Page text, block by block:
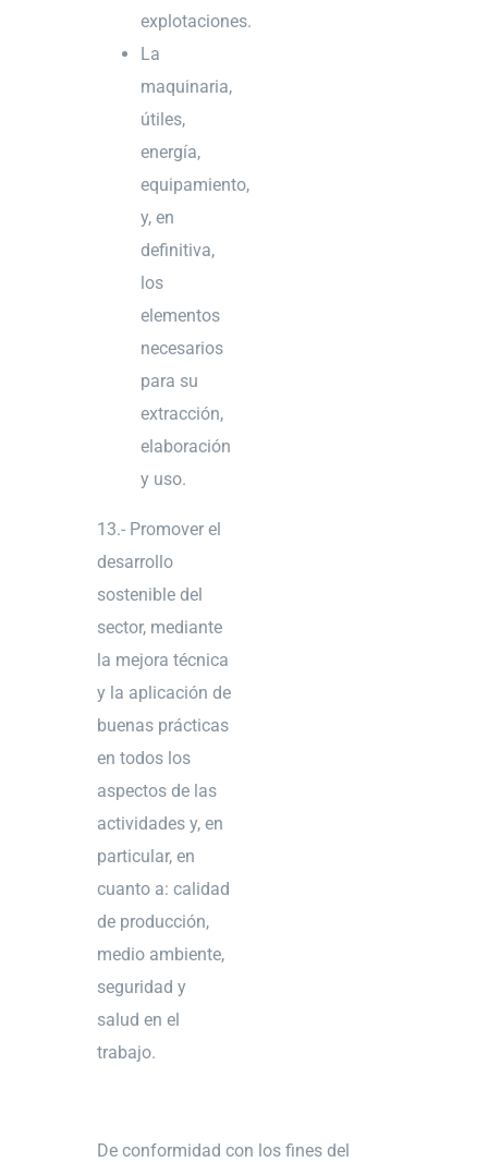
explotaciones.
La
maquinaria,
útiles,
energía,
equipamiento,
y, en
definitiva,
los
elementos
necesarios
para su
extracción,
elaboración
y uso.
13.- Promover el
desarrollo
sostenible del
sector, mediante
la mejora técnica
y la aplicación de
buenas prácticas
en todos los
aspectos de las
actividades y, en
particular, en
cuanto a: calidad
de producción,
medio ambiente,
seguridad y
salud en el
trabajo.
De conformidad con los fines del